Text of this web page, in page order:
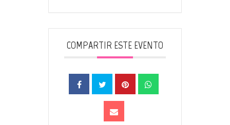
COMPARTIR ESTE EVENTO